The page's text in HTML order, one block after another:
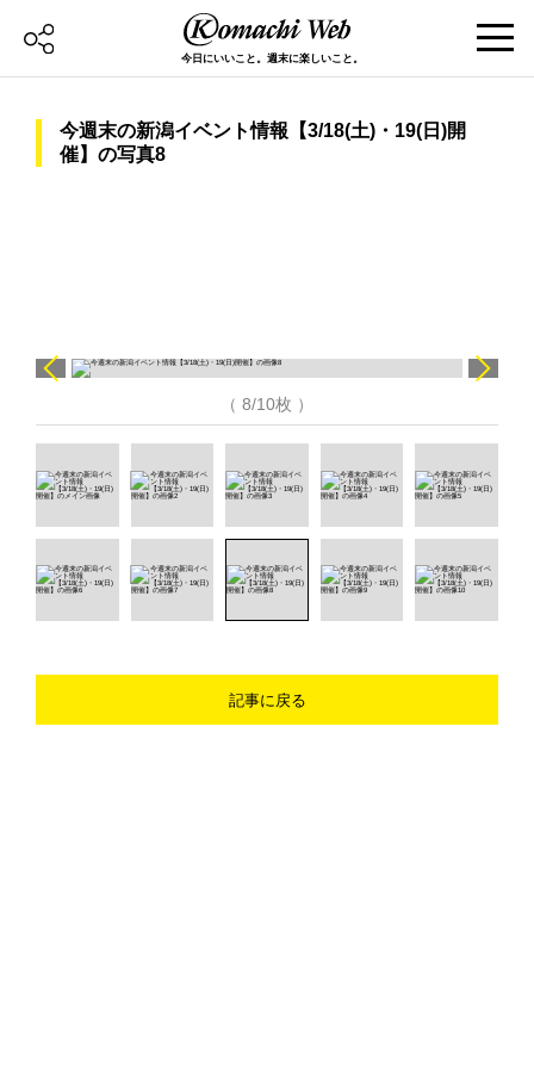
今日にいいこと。週末に楽しいこと。
今週末の新潟イベント情報【3/18(土)・19(日)開
催】の写真8
（ 8/10枚 ）
記事に戻る